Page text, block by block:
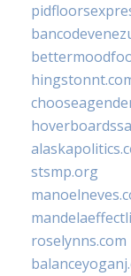
stsmp.org
roselynns.com